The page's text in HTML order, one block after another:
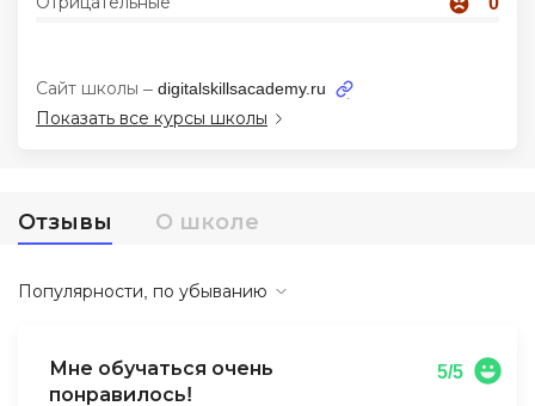
Сайт школы – digitalskillsacademy.ru
Показать все курсы школы
Отзывы О школе
Популярности, по убыванию
Мне обучаться очень
понравилось!
5/5
ДПО
Детям
Рейтинг онлайн-школ